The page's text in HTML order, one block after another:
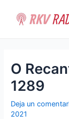
contenido
O
1289
Deja un
2021